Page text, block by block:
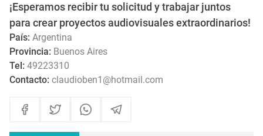
¡Esperamos recibir tu solicitud y trabajar juntos
para crear proyectos audiovisuales extraordinarios!
País: Argentina
Provincia: Buenos Aires
Tel: 49223310
Contacto: claudioben1@hotmail.com